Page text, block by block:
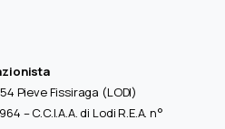
Pieve Fissiraga (LODI)
– C.C.I.A.A. di Lodi R.E.A. n°